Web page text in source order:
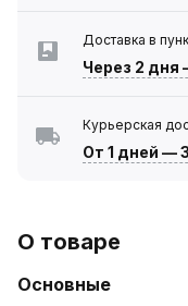
Доставка в
Через 2 дня
Курьерская
От 1 дней —
О товаре
Основные